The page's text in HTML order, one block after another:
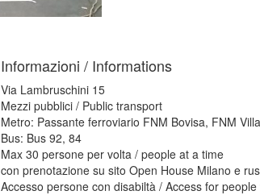
Informazioni / Informations
Via Lambruschini 15
Mezzi pubblici / Public transport
Metro: Passante ferroviario FNM Bovisa, FNM
Bus: Bus 92, 84
Max 30 persone per volta / people at a time
con prenotazione su sito Open House Milano e
Accesso persone con disabiltà / Access for